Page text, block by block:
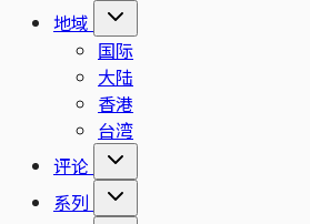
地域
国际
大陆
香港
台湾
评论
系列